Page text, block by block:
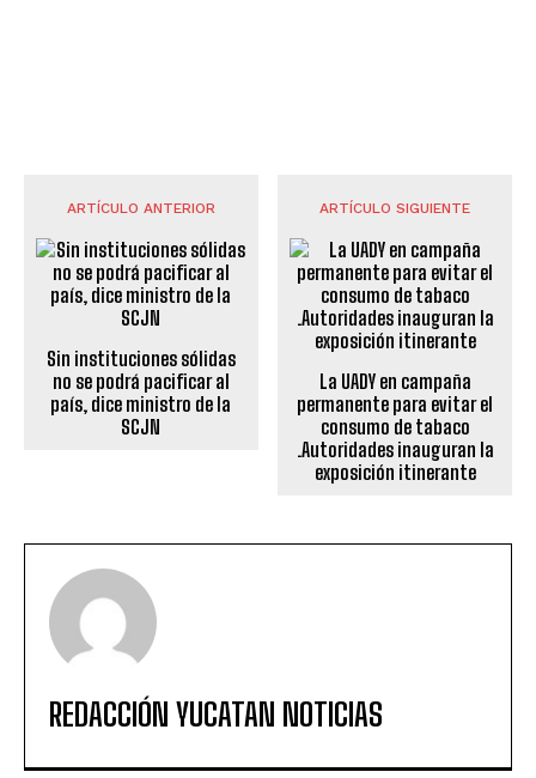
ARTÍCULO ANTERIOR
Sin instituciones sólidas
no se podrá pacificar al
país, dice ministro de la
SCJN
ARTÍCULO SIGUIENTE
La UADY en campaña
permanente para evitar el
consumo de tabaco
.Autoridades inauguran la
exposición itinerante
REDACCIÓN YUCATAN NOTICIAS